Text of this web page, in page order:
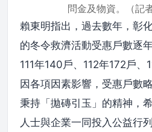
問金及物資。（記
賴東明指出，過去數年，彰
的冬令救濟活動受惠戶數逐
111年140戶、112年172戶
因各項因素影響，受惠戶數
秉持「拋磚引玉」的精神，
人士與企業一同投入公益行列